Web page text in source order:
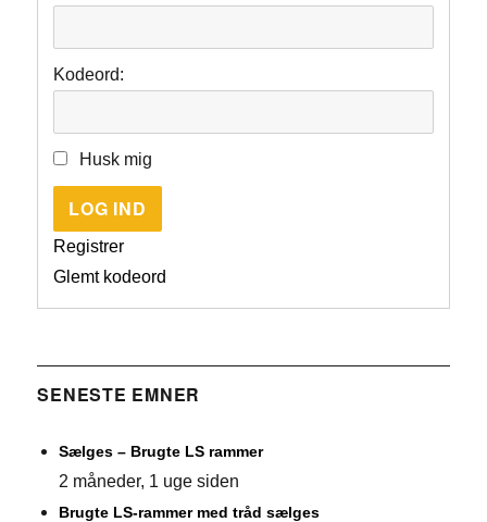
Kodeord:
Husk mig
LOG IND
Registrer
Glemt kodeord
SENESTE EMNER
Sælges – Brugte LS rammer
2 måneder, 1 uge siden
Brugte LS-rammer med tråd sælges